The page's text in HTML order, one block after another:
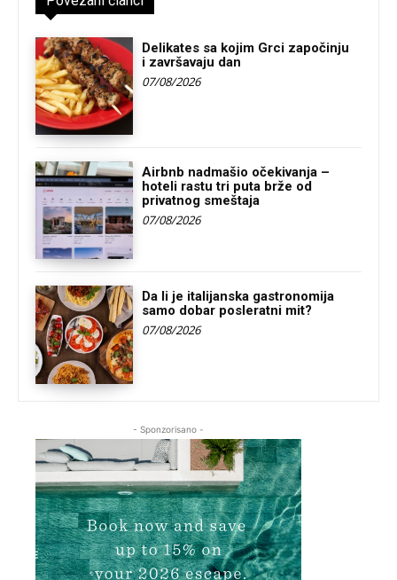
Delikates sa kojim Grci započinju
i završavaju dan
07/08/2026
Airbnb nadmašio očekivanja –
hoteli rastu tri puta brže od
privatnog smeštaja
07/08/2026
Da li je italijanska gastronomija
samo dobar posleratni mit?
07/08/2026
- Sponzorisano -